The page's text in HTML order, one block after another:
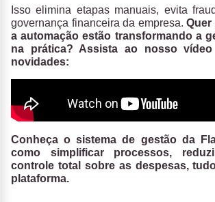
Isso elimina etapas manuais, evita
governança financeira da empresa. Quer
a automação estão transformando a
na prática? Assista ao nosso
novidades:
Conheça o sistema de gestão da
como simplificar processos,
controle total sobre as despesas,
plataforma.